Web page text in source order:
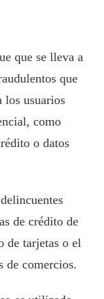
que se lleva a
que
los usuarios
como
o datos
de crédito de
de tarjetas o el
de comercios.